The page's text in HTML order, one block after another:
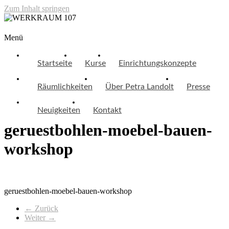
Zum Inhalt springen
WERKRAUM 107
Menü
Startseite Kurse Einrichtungskonzepte
Räumlichkeiten Über Petra Landolt Presse
Neuigkeiten Kontakt
geruestbohlen-moebel-bauen-
workshop
geruestbohlen-moebel-bauen-workshop
← Zurück
Weiter →